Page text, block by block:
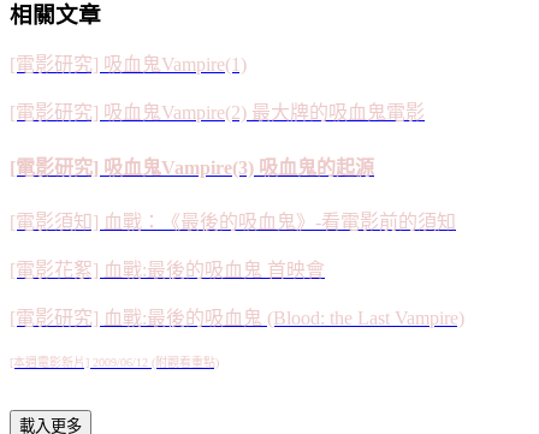
相關文章
[電影研究] 吸血鬼Vampire(1)
[電影研究] 吸血鬼Vampire(2) 最大牌的吸血鬼電影
[電影研究] 吸血鬼Vampire(3) 吸血鬼的起源
[電影須知] 血戰：《最後的吸血鬼》-看電影前的須知
[電影花絮] 血戰:最後的吸血鬼 首映會
[電影研究] 血戰:最後的吸血鬼 (Blood: the Last Vampire)
[本週電影新片] 2009/06/12 (附觀看重點)
載入更多